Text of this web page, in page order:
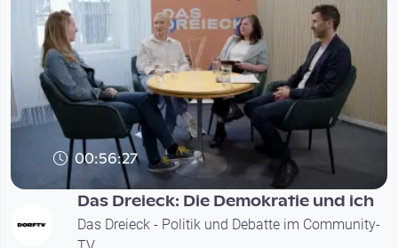
00:56:27
Das Dreieck: Die Demokratie und ich
Das Dreieck - Politik und Debatte im Community-